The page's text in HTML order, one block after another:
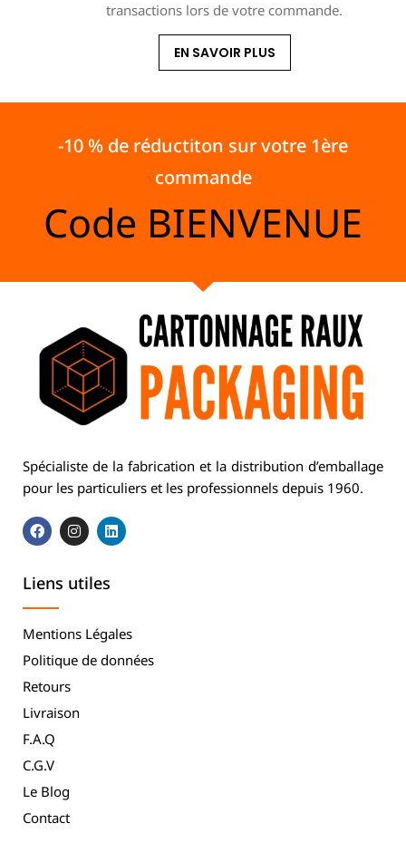
transactions lors de votre commande.
EN SAVOIR PLUS
-10 % de réductiton sur votre 1ère
commande
Code BIENVENUE
Spécialiste de la fabrication et la distribution d’emballage
pour les particuliers et les professionnels depuis 1960.
Liens utiles
Mentions Légales
Politique de données
Retours
Livraison
F.A.Q
C.G.V
Le Blog
Contact